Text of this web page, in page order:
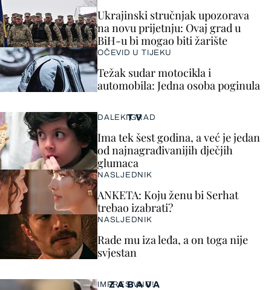
Ukrajinski stručnjak upozorava
na novu prijetnju: Ovaj grad u
BiH-u bi mogao biti žarište
OČEVID U TIJEKU
Težak sudar motocikla i
automobila: Jedna osoba poginula
ZABAVA
IMPRESIVNO!
TV
DALEKI GRAD
Ima tek šest godina, a već je jedan
od najnagrađivanijih dječjih
glumaca
NASLJEDNIK
ANKETA: Koju ženu bi Serhat
trebao izabrati?
NASLJEDNIK
Rade mu iza leđa, a on toga nije
svjestan